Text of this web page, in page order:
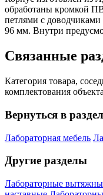
обработаны кромкой
петлями с
96 мм. Внутри
Связанные
Категория товара,
комплектования
Вернуться в раздел
Лабораторная мебель
Другие разделы
Лабораторные